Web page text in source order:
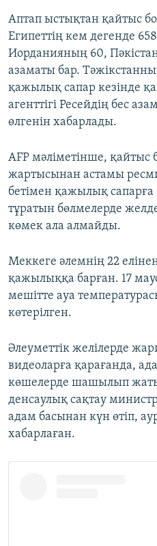
Аптап ыстықтан қайтыс
Египеттің кем дегенде
Иорданияның 60,
азаматы бар.
қажылық сапар кезінде
агенттігі Ресейдің бес
өлгенін хабарлады.
AFP мәліметінше, қайтыс
жартысынан астамы
бетімен қажылық сапарға
тұратын бөлмелерде
көмек ала алмайды.
Меккеге әлемнің 22
қажылыққа барған. 17
мешітте ауа
көтерілген.
Әлеуметтік желілерде
видеоларға қарағанда,
көшелерде шашылып
денсаулық сақтау
адам басынан күн өтіп,
хабарлаған.